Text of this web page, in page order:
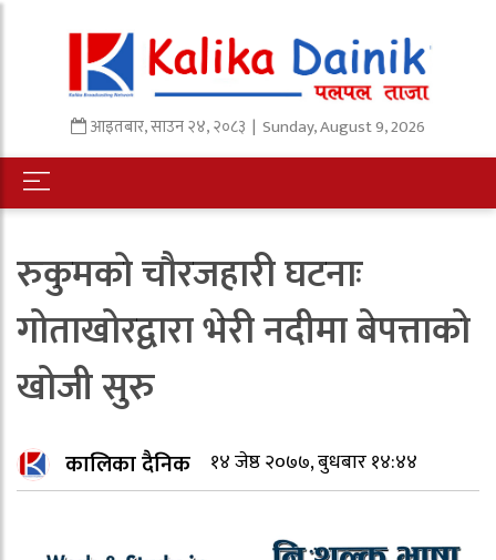
आइतबार,साउन२४,२०८३ | Sunday, August 9, 2026
रुकुमको चौरजहारी घटनाः
गोताखोरद्वारा भेरी नदीमा बेपत्ताको
खोजी सुरु
कालिका दैनिक १४ जेष्ठ २०७७, बुधबार १४:४४